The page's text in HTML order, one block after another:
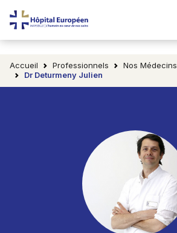
Accueil Professionnels
Nos Médecins
Dr Deturmeny Julien